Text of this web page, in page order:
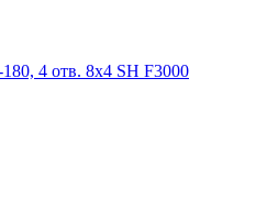
4 отв. 8x4 SH F3000